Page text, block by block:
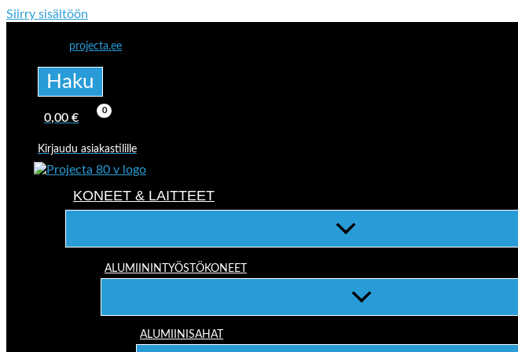
Siirry sisältöön
projecta.ee
Haku
0,00€
Kirjaudu asiakastilille
KONEET & LAITTEET
ALUMIININTYÖSTÖKONEET
ALUMIINISAHAT